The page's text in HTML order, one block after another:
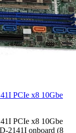
PCIe x8 10Gbe
PCIe x8 10Gbe
2141I onboard (8